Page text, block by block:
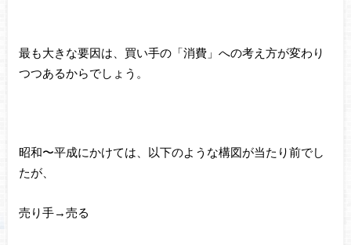
最も大きな要因は、買い手の「消費」への考え方が変わり
つつあるからでしょう。
昭和〜平成にかけては、以下のような構図が当たり前でし
たが、
売り手→売る